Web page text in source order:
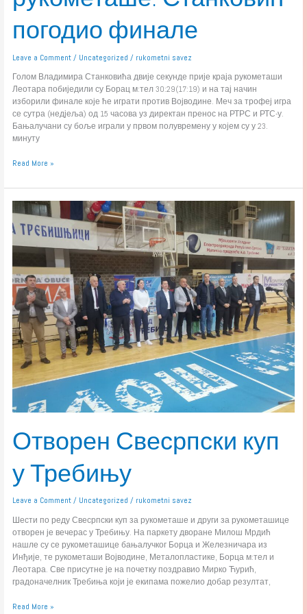
погодио финале
Leave a Comment / Uncategorized / rukometni savez
Голом Владимира Станковића двије секунде прије краја рукометаши
Леотара побиједили су Борац м:тел 30:29(17:19) и на тај начин
изборили финале које ће играти против Војводине. Меч за трофеј игра
се сутра (недјеља) од 15 часова уз директан пренос на РТРС и РТС-у.
Бањалучани су боље играли у првом полувремену у којем су у 23.
минуту
Read More »
Отворен Свесрпски куп
у Требињу
Leave a Comment / Uncategorized / rukometni savez
Шести по реду Свесрпски куп за рукометаше и други за рукометашице
отворен је вечерас у Требињу. На паркету дворане Милош Мрдић
нашле су се рукометашице бањалучког Борца и Железничара из
Инђије, те рукометаши Војводине, Металопластике, Борца м:тел и
Леотара. Све присутне је на почетку поздравио Мирко Ћурић,
градоначелник Требиња који је екипама пожелио добар резултат,
Отворен
Свесрпски
куп
у
Требињу
Read More »